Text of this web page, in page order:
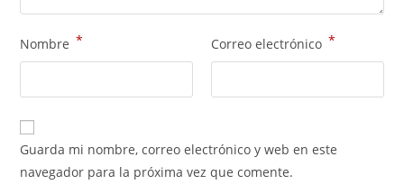
Nombre * Correo electrónico *
Guarda mi nombre, correo electrónico y web en este
navegador para la próxima vez que comente.